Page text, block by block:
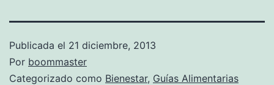
Publicada el 21 diciembre, 2013
Por boommaster
Categorizado como Bienestar, Guías Alimentarias